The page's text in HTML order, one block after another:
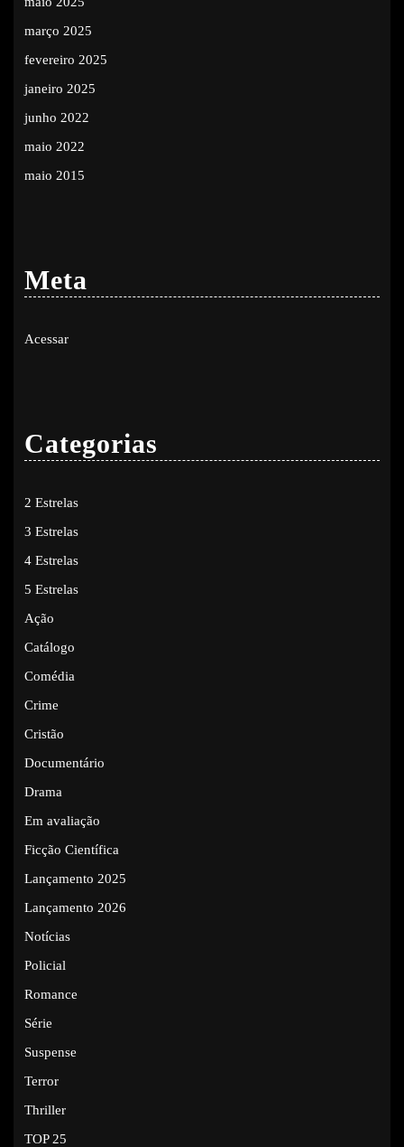
março 2025
fevereiro 2025
janeiro 2025
junho 2022
maio 2022
maio 2015
Meta
Acessar
Categorias
2 Estrelas
3 Estrelas
4 Estrelas
5 Estrelas
Ação
Catálogo
Comédia
Crime
Cristão
Documentário
Drama
Em avaliação
Ficção Científica
Lançamento 2025
Lançamento 2026
Notícias
Policial
Romance
Série
Suspense
Terror
Thriller
TOP 25